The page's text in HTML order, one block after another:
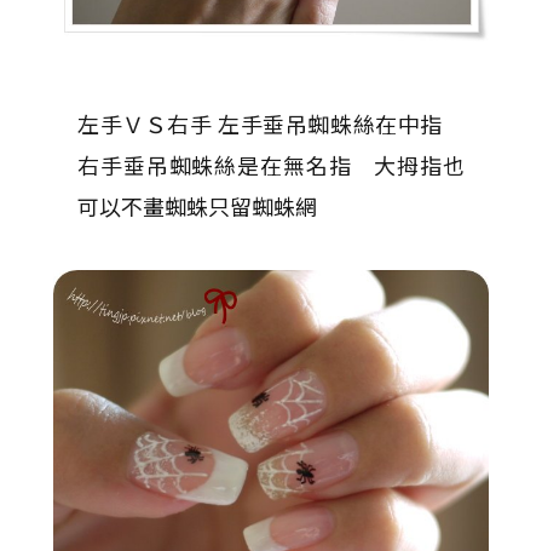
左手ＶＳ右手 左手垂吊蜘蛛絲在中指
右手垂吊蜘蛛絲是在無名指 大拇指也
可以不畫蜘蛛只留蜘蛛網